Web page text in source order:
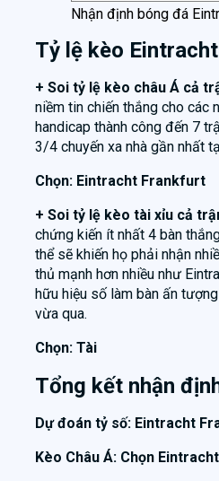
Nhận định bóng đá
Tỷ lệ kèo
+ Soi tỷ lệ kèo châu Á cả
niềm tin chiến thắng cho các
handicap thành công đến 7
3/4 chuyến xa nhà gần nhất
Chọn: Eintracht Frankfurt
+ Soi tỷ lệ kèo tài xỉu cả
chứng kiến ít nhất 4 bàn
thể sẽ khiến họ phải nhận
thủ mạnh hơn nhiều như
hữu hiệu số làm bàn ấn
vừa qua.
Chọn: Tài
Tổng kết nhận
Dự đoán tỷ số: Eintracht
Kèo Châu Á: Chọn